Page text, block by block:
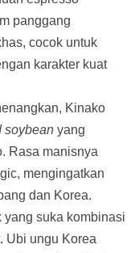
panggang
cocok untuk
karakter kuat
Kinako
soybean yang
Rasa manisnya
mengingatkan
dan Korea.
yang suka kombinasi
Ubi ungu Korea